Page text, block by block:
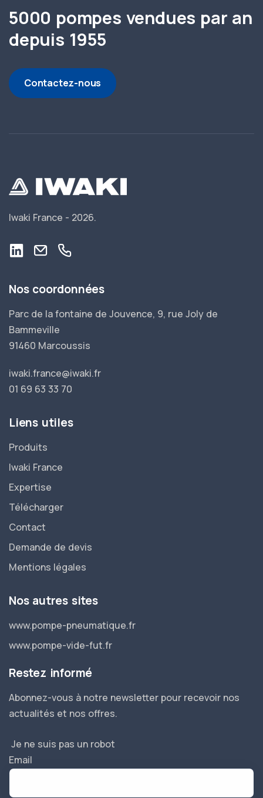
5000 pompes vendues par an
depuis 1955
Contactez-nous
Iwaki France - 2026.
Nos coordonnées
Parc de la fontaine de Jouvence, 9, rue Joly de
Bammeville
91460 Marcoussis
iwaki.france@iwaki.fr
01 69 63 33 70
Liens utiles
Produits
Iwaki France
Expertise
Télécharger
Contact
Demande de devis
Mentions légales
Nos autres sites
www.pompe-pneumatique.fr
www.pompe-vide-fut.fr
Restez informé
Abonnez-vous à notre newsletter pour recevoir nos
actualités et nos offres.
Je ne suis pas un robot
Email